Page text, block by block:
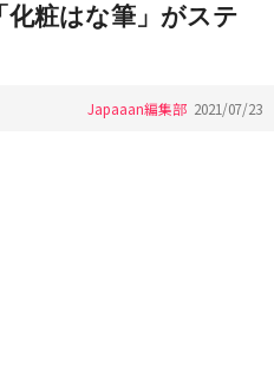
粧はな筆」がステ
Japaaan編集部 2021/07/23